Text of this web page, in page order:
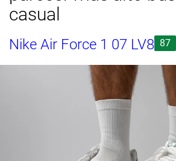
casual
Nike Air Force 1 07 LV8 87